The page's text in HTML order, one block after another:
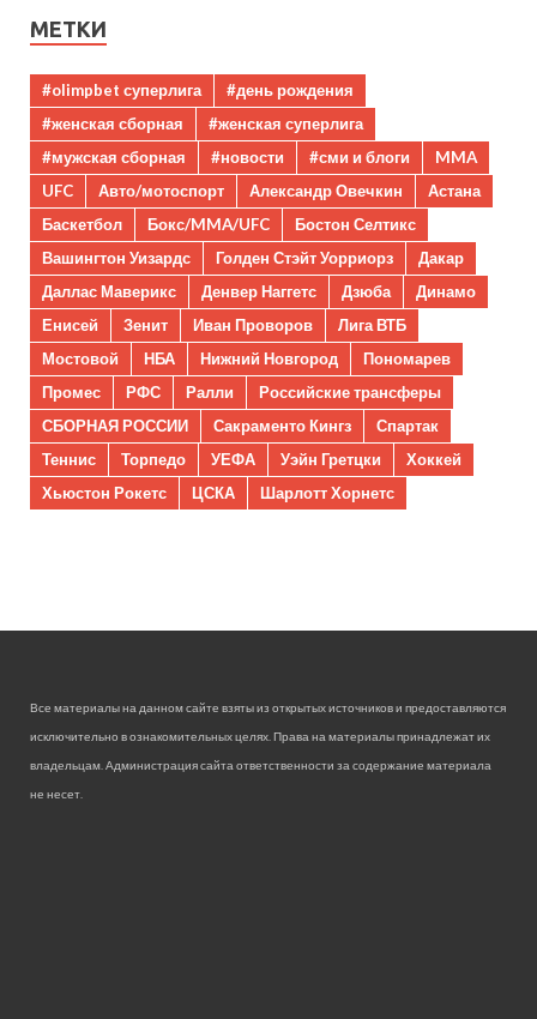
МЕТКИ
#olimpbet суперлига
#день рождения
#женская сборная
#женская суперлига
#мужская сборная
#новости #сми и блоги
MMA
UFC
Авто/мотоспорт Александр Овечкин
Астана
Баскетбол
Бокс/MMA/UFC
Бостон Селтикс
Вашингтон Уизардс
Голден Стэйт Уорриорз
Дакар
Даллас Маверикс
Денвер Наггетс Дзюба
Динамо
Енисей
Зенит Иван Проворов
Лига ВТБ
Мостовой
НБА Нижний Новгород
Пономарев
Промес
РФС Ралли
Российские трансферы
СБОРНАЯ РОССИИ
Сакраменто Кингз
Спартак
Теннис
Торпедо УЕФА Уэйн Гретцки
Хоккей
Хьюстон Рокетс
ЦСКА Шарлотт Хорнетс
Все материалы на данном сайте взяты из открытых источников и предоставляются
исключительно в ознакомительных целях. Права на материалы принадлежат их
владельцам. Администрация сайта ответственности за содержание материала
не несет.